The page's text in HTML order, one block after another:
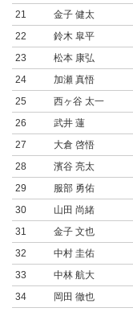
21
金子 健太
22
鈴木 皐平
23
松本 康弘
24
加瀬 真悟
25
西ヶ谷 太一
26
武井 蓮
27
大倉 啓悟
28
濱谷 亮太
29
服部 勇佑
30
山田 尚緒
31
金子 文也
32
中村 圭佑
33
中林 航大
34
岡田 徹也